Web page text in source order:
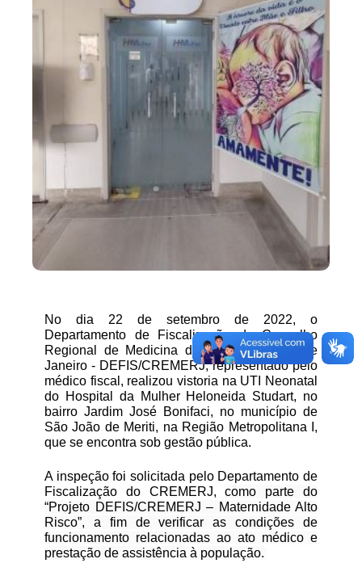
No dia 22 de setembro de 2022, o
Departamento de Fiscalização do Conselho
Regional de Medicina do Estado do Rio de
Janeiro - DEFIS/CREMERJ, representado pelo
médico fiscal, realizou vistoria na UTI Neonatal
do Hospital da Mulher Heloneida Studart, no
bairro Jardim José Bonifaci, no município de
São João de Meriti, na Região Metropolitana I,
que se encontra sob gestão pública.
A inspeção foi solicitada pelo Departamento de
Fiscalização do CREMERJ,como parte do
“Projeto DEFIS/CREMERJ – Maternidade Alto
Risco”, a fim de verificar as condições de
funcionamento relacionadas ao ato médico e
prestação de assistência à população.